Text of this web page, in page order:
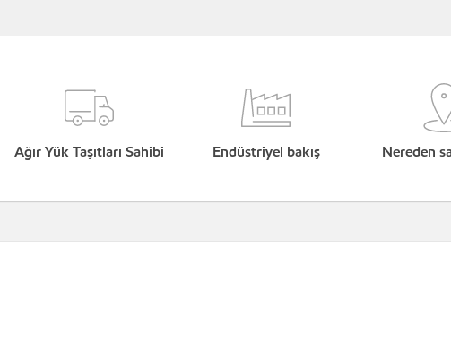
Ağır Yük Taşıtları Sahibi Endüstriyel bakış Nereden